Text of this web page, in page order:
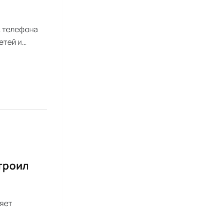
телефона
и